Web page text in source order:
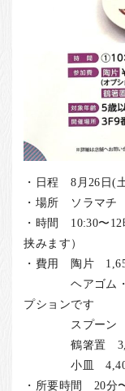
・日程 8月26日(
・場所 ソラマチ
・時間 10:30〜
挟みます）
・費用 陶片
ヘアゴム・ブ
プションです
スプーン
鶴箸置
小皿
・所要時間 20分